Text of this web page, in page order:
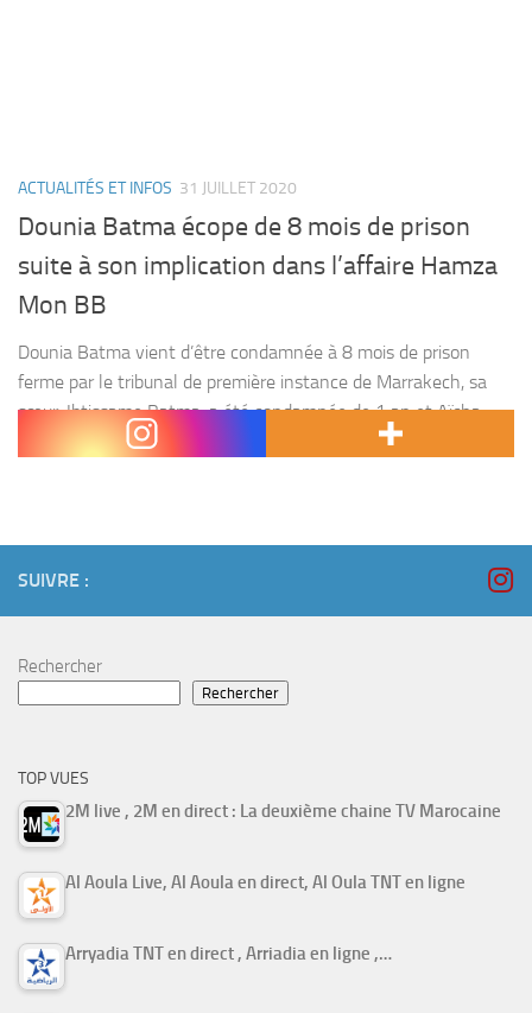
ACTUALITÉS ET INFOS 31 JUILLET 2020
Dounia Batma écope de 8 mois de prison
suite à son implication dans l’affaire Hamza
Mon BB
Dounia Batma vient d’être condamnée à 8 mois de prison
ferme par le tribunal de première instance de Marrakech, sa
sœur, Ibtissame Batma, a été condamnée de 1 an et Aïcha
Ayach de 18...
SUIVRE :
Rechercher
Rechercher
TOP VUES
2M live , 2M en direct : La deuxième chaine TV Marocaine
Al Aoula Live, Al Aoula en direct, Al Oula TNT en ligne
Arryadia TNT en direct , Arriadia en ligne ,…